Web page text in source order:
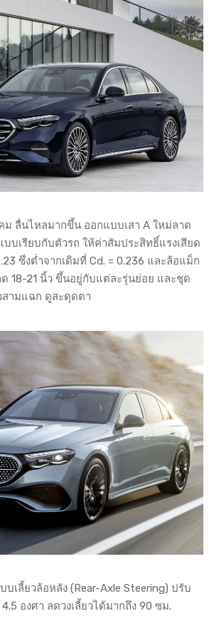
ม ลื่นไหลมากขึ้น ออกแบบเสา A ใหม่ลาด
บเรียบกับตัวรถ ให้ค่าสัมประสิทธิ์แรงเสียด
ซึ่งต่ำจากเดิมที่ Cd. = 0.236 และล้อแม็ก
18-21 นิ้ว ขึ้นอยู่กับแต่ละรุ่นย่อย และชุด
สามแฉก ดูสะดุดตา
บเลี้ยวล้อหลัง (Rear-Axle Steering) ปรับ
องศา ลดวงเลี้ยวได้มากถึง 90 ซม.